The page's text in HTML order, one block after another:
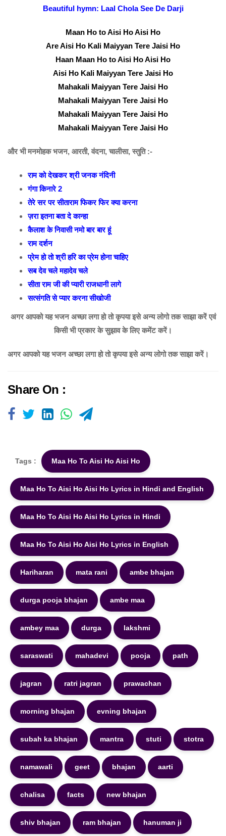
Beautiful hymn: Laal Chola See De Darji
Maan Ho to Aisi Ho Aisi Ho
Are Aisi Ho Kali Maiyyan Tere Jaisi Ho
Haan Maan Ho to Aisi Ho Aisi Ho
Aisi Ho Kali Maiyyan Tere Jaisi Ho
Mahakali Maiyyan Tere Jaisi Ho
Mahakali Maiyyan Tere Jaisi Ho
Mahakali Maiyyan Tere Jaisi Ho
Mahakali Maiyyan Tere Jaisi Ho
और भी मनमोहक भजन, आरती, वंदना, चालीसा, स्तुति :-
राम को देखकर श्री जनक नंदिनी
गंगा किनारे 2
तेरे सर पर सीताराम फिकर फिर क्या करना
ज़रा इतना बता दे कान्हा
कैलाश के निवासी नमो बार बार हूं
राम दर्शन
प्रेम हो तो श्री हरि का प्रेम होना चाहिए
सब देव चले महादेव चले
सीता राम जी की प्यारी राजधानी लागे
सत्संगति से प्यार करना सीखोजी
अगर आपको यह भजन अच्छा लगा हो तो कृपया इसे अन्य लोगो तक साझा करें एवं
किसी भी प्रकार के सुझाव के लिए कमेंट करें।
अगर आपको यह भजन अच्छा लगा हो तो कृपया इसे अन्य लोगो तक साझा करें।
Share On :
Tags : Maa Ho To Aisi Ho Aisi Ho
Maa Ho To Aisi Ho Aisi Ho Lyrics in Hindi and English
Maa Ho To Aisi Ho Aisi Ho Lyrics in Hindi
Maa Ho To Aisi Ho Aisi Ho Lyrics in English
Hariharan mata rani ambe bhajan
durga pooja bhajan ambe maa
ambey maa durga lakshmi
saraswati mahadevi pooja path
jagran ratri jagran prawachan
morning bhajan evning bhajan
subah ka bhajan mantra stuti stotra
namawali geet bhajan aarti
chalisa facts new bhajan
shiv bhajan ram bhajan hanuman ji